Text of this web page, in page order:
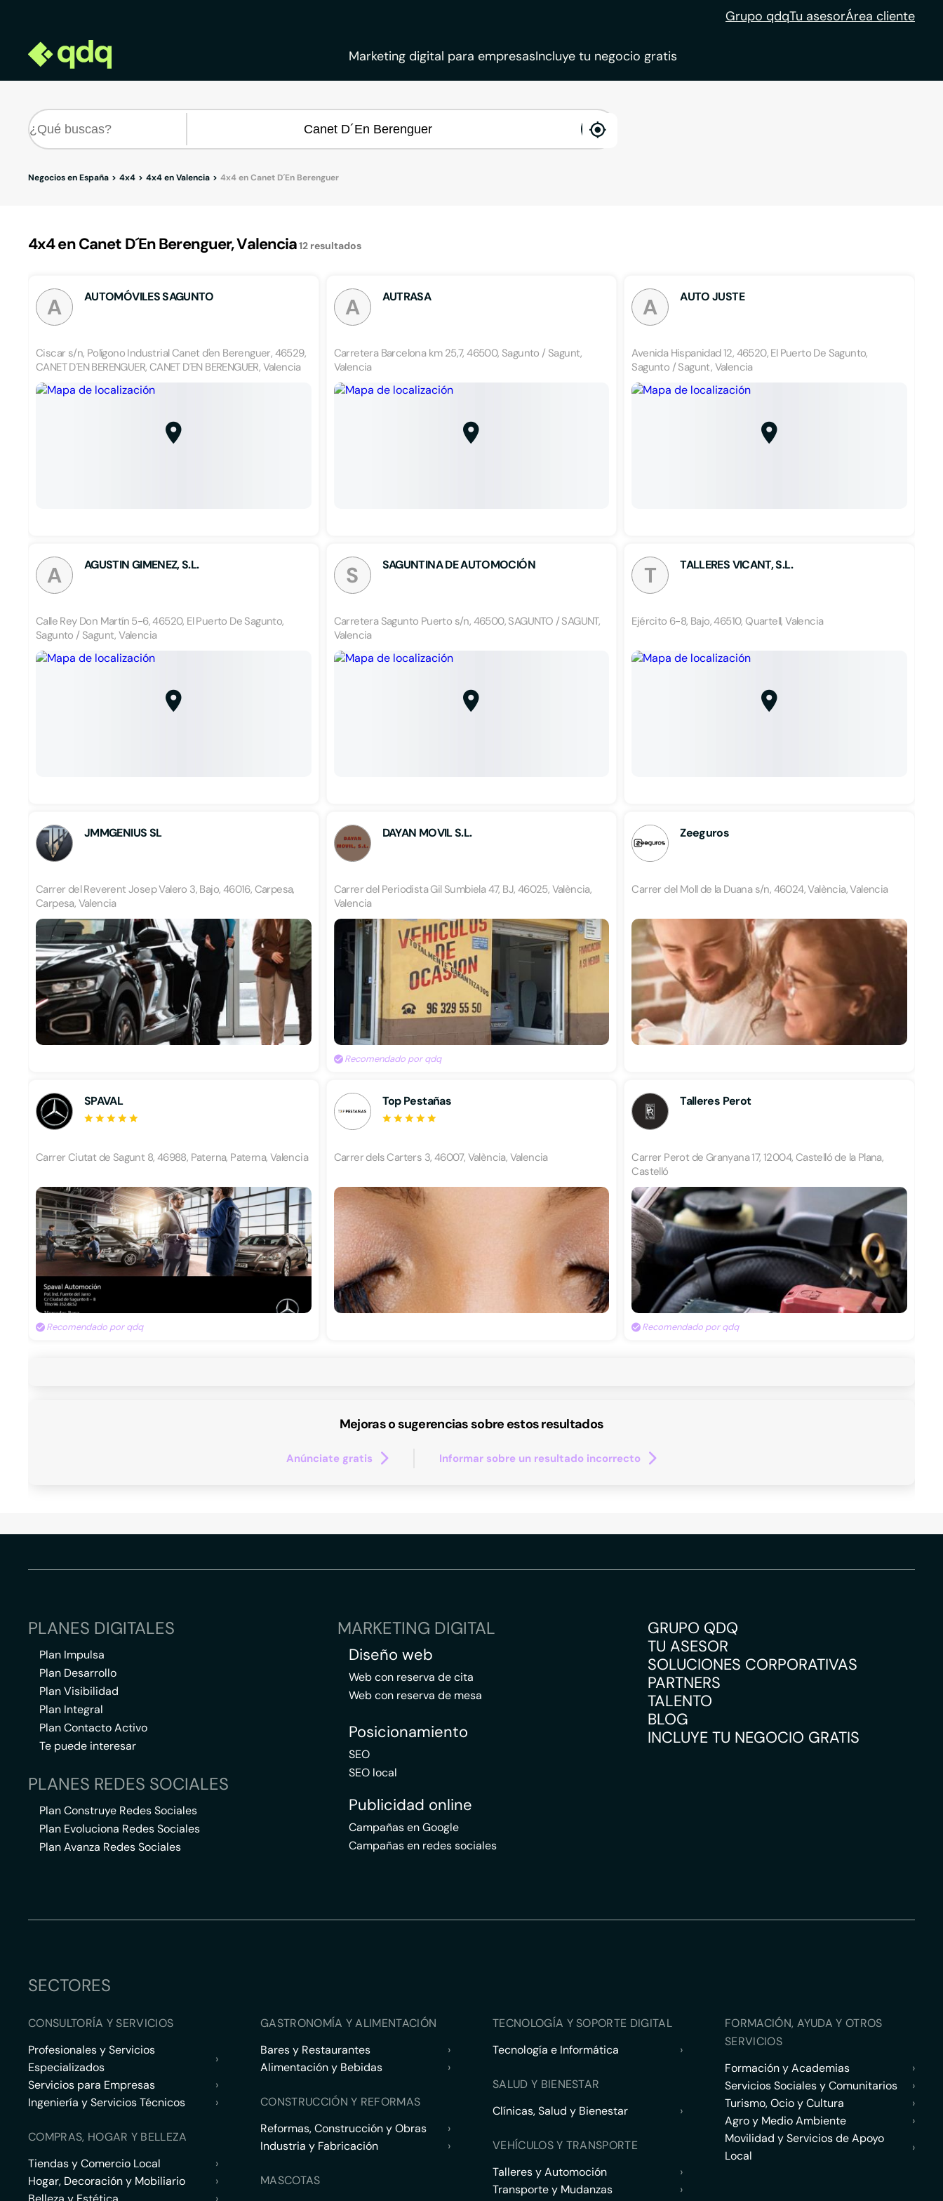
Grupo qdqTu asesorÁrea cliente
Marketing digital para empresasIncluye tu negocio gratis
enable
Negocios en España 4x4 4x4 en Valencia 4x4 en Canet D´En Berenguer
4x4 en Canet D´En Berenguer, Valencia12 resultados
A AUTOMÓVILES SAGUNTO
Ciscar s/n, Polígono Industrial Canet d'en Berenguer, 46529,
CANET D´EN BERENGUER, CANET D´EN BERENGUER, Valencia
A AUTRASA
Carretera Barcelona km 25,7, 46500, Sagunto / Sagunt,
Valencia
A AUTO JUSTE
Avenida Hispanidad 12, 46520, El Puerto De Sagunto,
Sagunto / Sagunt, Valencia
A AGUSTIN GIMENEZ, S.L.
Calle Rey Don Martín 5-6, 46520, El Puerto De Sagunto,
Sagunto / Sagunt, Valencia
S SAGUNTINA DE AUTOMOCIÓN
Carretera Sagunto Puerto s/n, 46500, SAGUNTO / SAGUNT,
Valencia
T TALLERES VICANT, S.L.
Ejército 6-8, Bajo, 46510, Quartell, Valencia
JMMGENIUS SL
Carrer del Reverent Josep Valero 3, Bajo, 46016, Carpesa,
Carpesa, Valencia
DAYAN MOVIL S.L.
Carrer del Periodista Gil Sumbiela 47, BJ, 46025, València,
Valencia
Recomendado por qdq
Zeeguros
Carrer del Moll de la Duana s/n, 46024, València, Valencia
SPAVAL
Carrer Ciutat de Sagunt 8, 46988, Paterna, Paterna, Valencia
Recomendado por qdq
Top Pestañas
Carrer dels Carters 3, 46007, València, Valencia
Talleres Perot
Carrer Perot de Granyana 17, 12004, Castelló de la Plana,
Castelló
Recomendado por qdq
Mejoras o sugerencias sobre estos resultados
Anúnciate gratis Informar sobre un resultado incorrecto
PLANES DIGITALES
Plan Impulsa
Plan Desarrollo
Plan Visibilidad
Plan Integral
Plan Contacto Activo
Te puede interesar
PLANES REDES SOCIALES
Plan Construye Redes Sociales
Plan Evoluciona Redes Sociales
Plan Avanza Redes Sociales
MARKETING DIGITAL
Diseño web
Web con reserva de cita
Web con reserva de mesa
Posicionamiento
SEO
SEO local
Publicidad online
Campañas en Google
Campañas en redes sociales
GRUPO QDQ
TU ASESOR
SOLUCIONES CORPORATIVAS
PARTNERS
TALENTO
BLOG
INCLUYE TU NEGOCIO GRATIS
SECTORES
CONSULTORÍA Y SERVICIOS
Profesionales y Servicios
Especializados
›
Servicios para Empresas
›
Ingeniería y Servicios Técnicos
›
COMPRAS, HOGAR Y BELLEZA
Tiendas y Comercio Local
›
Hogar, Decoración y Mobiliario
›
GASTRONOMÍA Y ALIMENTACIÓN
Bares y Restaurantes
›
Alimentación y Bebidas
›
CONSTRUCCIÓN Y REFORMAS
Reformas, Construcción y Obras
›
Industria y Fabricación
›
MASCOTAS
TECNOLOGÍA Y SOPORTE DIGITAL
Tecnología e Informática
›
SALUD Y BIENESTAR
Clínicas, Salud y Bienestar
›
VEHÍCULOS Y TRANSPORTE
Talleres y Automoción
›
Transporte y Mudanzas
›
FORMACIÓN, AYUDA Y OTROS
SERVICIOS
Formación y Academias
›
Servicios Sociales y Comunitarios
›
Turismo, Ocio y Cultura
›
Agro y Medio Ambiente
›
Movilidad y Servicios de Apoyo
Local
›